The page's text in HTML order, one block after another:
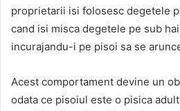
proprietarii isi folosesc degetele
cand isi misca degetele pe sub
incurajandu-i pe pisoi sa se
Acest comportament devine un
odata ce pisoiul este o pisica